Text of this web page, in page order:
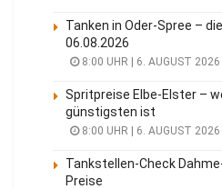
Tanken in Oder-Spree –
06.08.2026
8:00 UHR | 6. AUGUST 2026
Spritpreise Elbe-Elster –
günstigsten ist
8:00 UHR | 6. AUGUST 2026
Tankstellen-Check
Preise